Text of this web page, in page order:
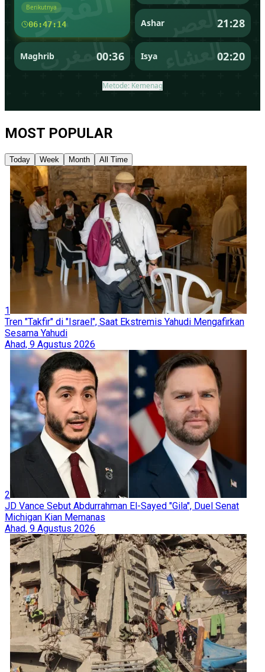
MOST POPULAR
Today Week Month All Time
1
Tren "Takfir" di "Israel", Saat Ekstremis Yahudi Mengafirkan
Sesama Yahudi
Ahad, 9 Agustus 2026
2
JD Vance Sebut Abdurrahman El-Sayed "Gila", Duel Senat
Michigan Kian Memanas
Ahad, 9 Agustus 2026